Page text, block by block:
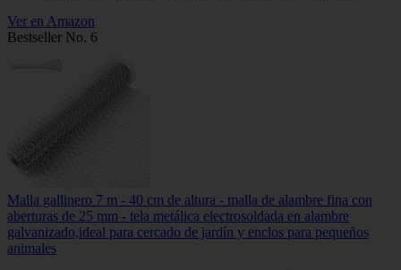
Ver en Amazon
Bestseller No. 6
Malla gallinero 7 m - 40 cm de altura - malla de alambre fina con
aberturas de 25 mm - tela metálica electrosoldada en alambre
galvanizado,ideal para cercado de jardín y enclos para pequeños
animales